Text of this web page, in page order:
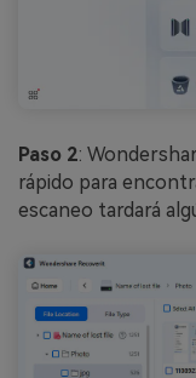
Paso 2:
rápido para
escaneo tardará